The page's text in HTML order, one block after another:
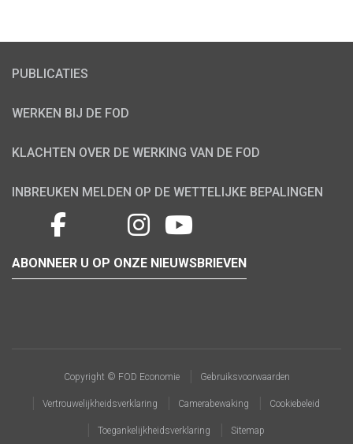
PUBLICATIES
WERKEN BIJ DE FOD
KLACHTEN OVER DE WERKING VAN DE FOD
INBREUKEN MELDEN OP DE WETTELIJKE BEPALINGEN
ABONNEER U OP ONZE NIEUWSBRIEVEN
Copyright © FOD Economie Gebruiksvoorwaarden
Vertrouwelijkheidsverklaring Camerabewaking Cookiebeleid
Toegankelijkheidsverklaring Sitemap